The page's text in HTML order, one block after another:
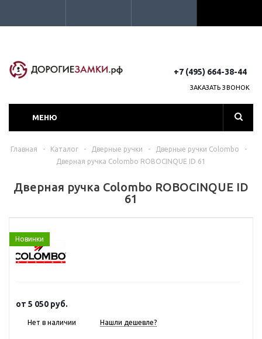
+7 (495) 664-38-44
ЗАКАЗАТЬ ЗВОНОК
МЕНЮ
Главная - Каталог - Дверные ручки - Дверные ручки Colombo
-
Дверная ручка Colombo ROBOCINQUE ID 61
Дверная ручка Colombo ROBOCINQUE ID
61
Новинки
от 5 050 руб.
Нет в наличии Нашли дешевле?